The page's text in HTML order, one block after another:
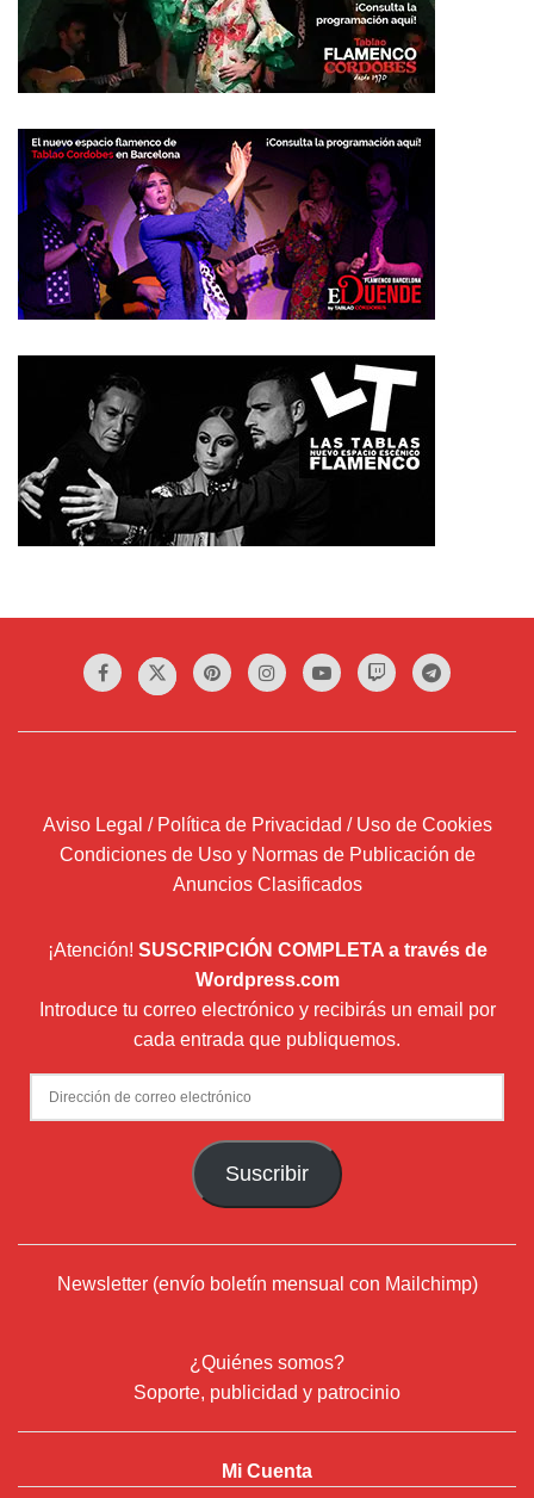
Aviso Legal / Política de Privacidad / Uso de Cookies
Condiciones de Uso y Normas de Publicación de
Anuncios Clasificados
¡Atención! SUSCRIPCIÓN COMPLETA a través de
Wordpress.com
Introduce tu correo electrónico y recibirás un email por
cada entrada que publiquemos.
Dirección
de
Suscribir
Newsletter (envío boletín mensual con Mailchimp)
¿Quiénes somos?
Soporte, publicidad y patrocinio
Mi Cuenta